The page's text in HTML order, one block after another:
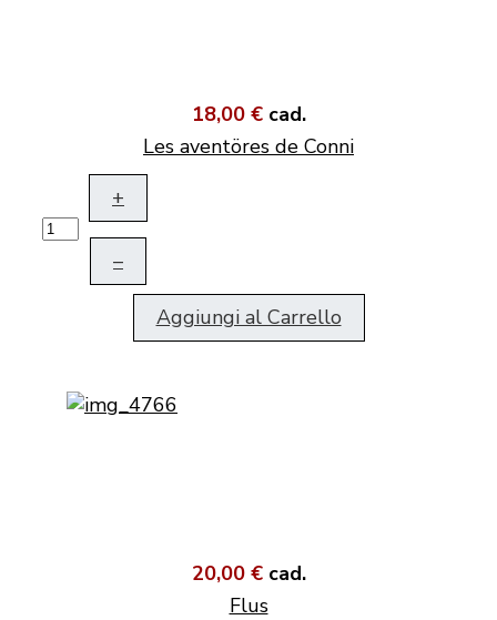
18,00 € cad.
Les aventöres de Conni
+
–
Aggiungi al Carrello
20,00 € cad.
Flus